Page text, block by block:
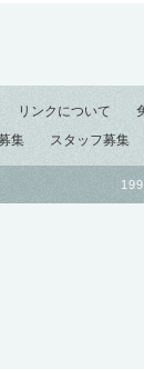
リンクについて
集 スタッフ募集